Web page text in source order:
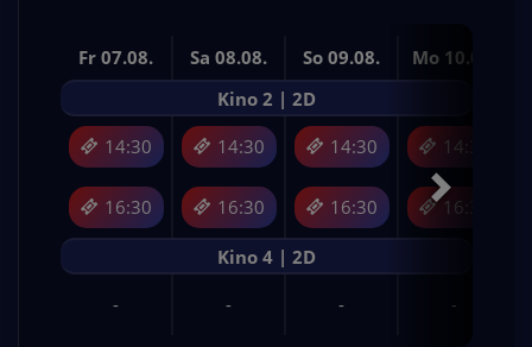
Fr 07.08. Sa 08.08. So 09.08. Mo 10.08.
14:30 14:30 14:30 14:30
16:30 16:30 16:30 16:30
- - - -
Kino 2 | 2D
Kino 4 | 2D